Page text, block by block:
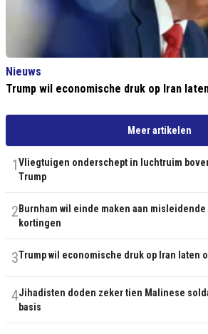
Nieuws
Trump wil economische druk op Iran
Meer artikelen
1Vliegtuigen onderschept in luchtruim
Trump
2 Burnham wil einde maken aan
kortingen
3Trump wil economische druk op Iran laten
4Jihadisten doden zeker tien Malinese
basis